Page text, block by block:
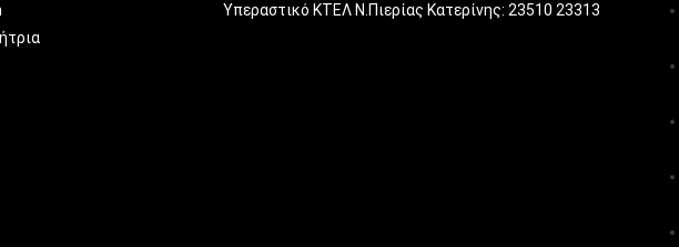
Υπεραστικό ΚΤΕΛ Ν.Πιερίας Κατερίνης: 23510 23313